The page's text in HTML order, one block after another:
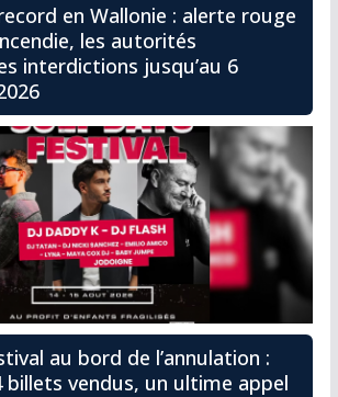
en Wallonie : alerte rouge
les autorités
interdictions jusqu’au 6
au bord de l’annulation :
billets vendus, un ultime appel